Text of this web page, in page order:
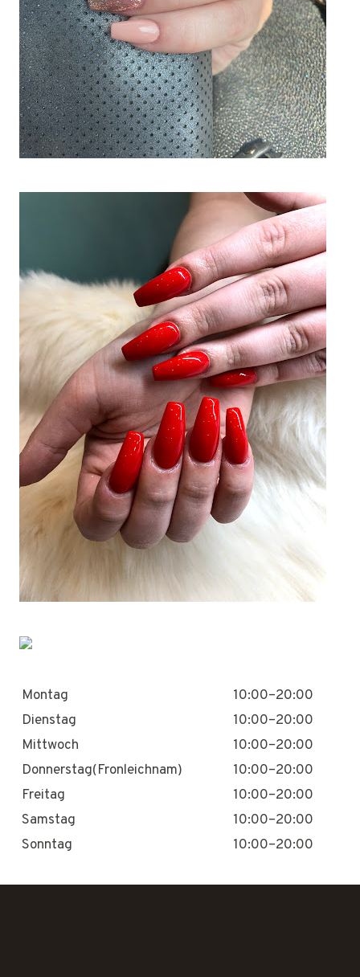
Montag
10:00–20:00
Dienstag
10:00–20:00
Mittwoch
10:00–20:00
Donnerstag(Fronleichnam)
10:00–20:00
Freitag
10:00–20:00
Samstag
10:00–20:00
Sonntag
10:00–20:00